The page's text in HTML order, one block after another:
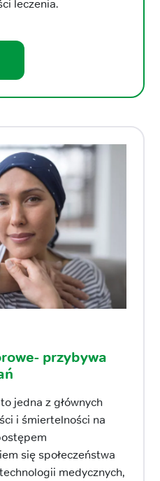
leczenia.
przybywa
jedna z głównych
i śmiertelności na
się społeczeństwa
medycznych,